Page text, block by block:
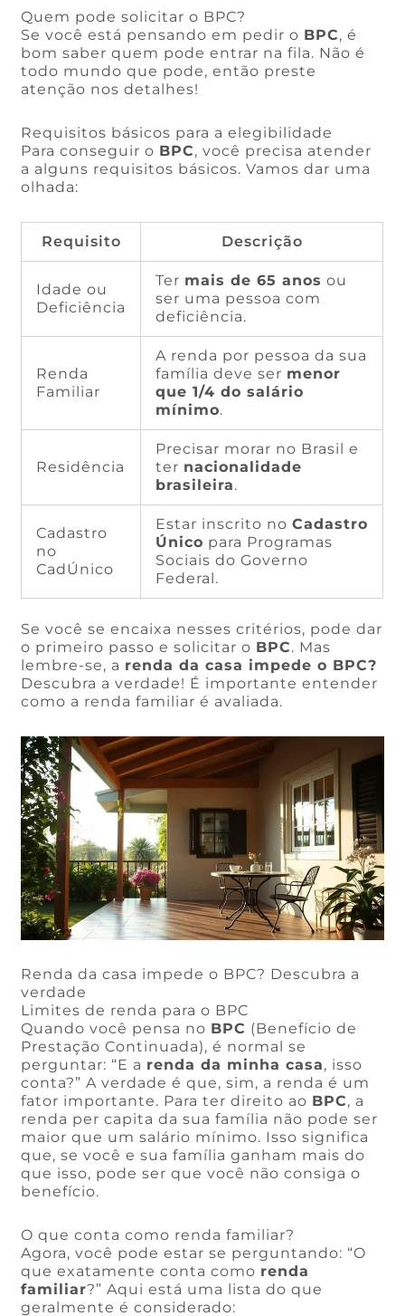
Quem pode solicitar o BPC?
Se você está pensando em pedir o BPC, é
bom saber quem pode entrar na fila. Não é
todo mundo que pode, então preste
atenção nos detalhes!
Requisitos básicos para a elegibilidade
Para conseguir o BPC, você precisa atender
a alguns requisitos básicos. Vamos dar uma
olhada:
Requisito Descrição
Idade ou
Deficiência
Ter mais de 65 anos ou
ser uma pessoa com
deficiência.
Renda
Familiar
A renda por pessoa da sua
família deve ser menor
que 1/4 do salário
mínimo.
Residência
Precisar morar no Brasil e
ter nacionalidade
brasileira.
Cadastro
no
CadÚnico
Estar inscrito noCadastro
Único para Programas
Sociais do Governo
Federal.
Se você se encaixa nesses critérios, pode dar
o primeiro passo e solicitar o BPC. Mas
lembre-se, a renda da casa impede o BPC?
Descubra a verdade! É importante entender
como a renda familiar é avaliada.
Renda da casa impede o BPC? Descubra a
verdade
Limites de renda para o BPC
Quando você pensa no BPC (Benefício de
Prestação Continuada), é normal se
perguntar: “E a renda da minha casa, isso
conta?” A verdade é que, sim, a renda é um
fator importante. Para ter direito ao BPC, a
renda per capita da sua família não pode ser
maior que um salário mínimo. Isso significa
que, se você e sua família ganham mais do
que isso, pode ser que você não consiga o
benefício.
O que conta como renda familiar?
Agora, você pode estar se perguntando: “O
que exatamente conta como renda
familiar?” Aqui está uma lista do que
geralmente é considerado: